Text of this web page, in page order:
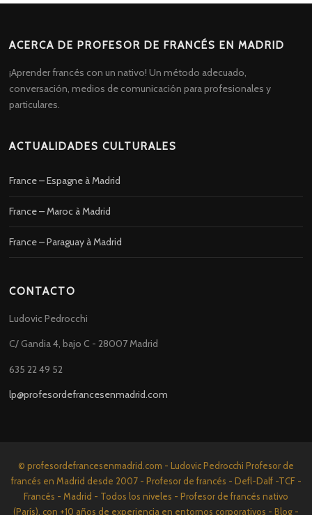
ACERCA DE PROFESOR DE FRANCÉS EN MADRID
¡Aprender francés con un nativo! Un método adecuado,
conversación, medios de comunicación para profesionales y
particulares.
ACTUALIDADES CULTURALES
France – Espagne à Madrid
France – Maroc à Madrid
France – Paraguay à Madrid
CONTACTO
Ludovic Pedrocchi
C/ Gandia 4, bajo C - 28007 Madrid
635 22 49 52
lp@profesordefrancesenmadrid.com
© profesordefrancesenmadrid.com - Ludovic Pedrocchi Profesor de
francés en Madrid desde 2007 - Profesor de francés - Defl-Dalf -TCF -
Francés - Madrid - Todos los niveles - Profesor de francés nativo
(París), con +10 años de experiencia en entornos corporativos - Blog -